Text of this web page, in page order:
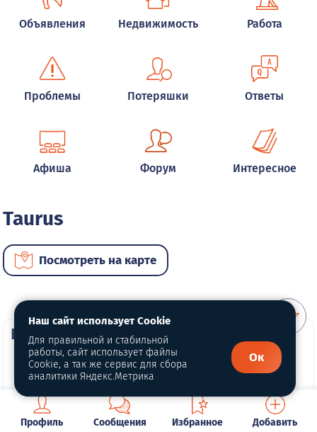
Объявления Недвижимость Работа
Проблемы Потеряшки Ответы
Афиша Форум Интересное
Taurus
Посмотреть на карте
ВИП автомобили
Профиль Сообщения Избранное Добавить
Наш сайт использует Cookie
Для правильной и стабильной
работы, сайт использует файлы
Cookie, а так же сервис для сбора
аналитики Яндекс.Метрика
Ок